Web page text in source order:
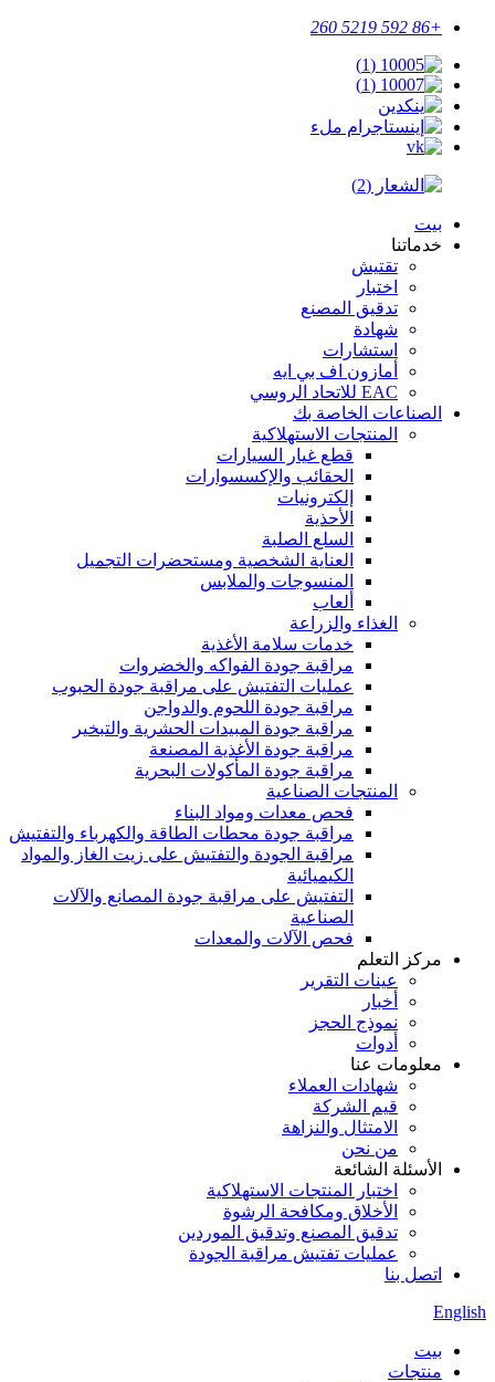
+86 592 5219 260
بيت
خدماتنا
تقتيش
اختبار
تدقيق المصنع
شهادة
استشارات
أمازون اف بي ايه
EAC للاتحاد الروسي
الصناعات الخاصة بك
المنتجات الاستهلاكية
قطع غيار السيارات
الحقائب والإكسسوارات
إلكترونيات
الأحذية
السلع الصلبة
العناية الشخصية ومستحضرات التجميل
المنسوجات والملابس
ألعاب
الغذاء والزراعة
خدمات سلامة الأغذية
مراقبة جودة الفواكه والخضروات
عمليات التفتيش على مراقبة جودة الحبوب
مراقبة جودة اللحوم والدواجن
مراقبة جودة المبيدات الحشرية والتبخير
مراقبة جودة الأغذية المصنعة
مراقبة جودة المأكولات البحرية
المنتجات الصناعية
فحص معدات ومواد البناء
مراقبة جودة محطات الطاقة والكهرباء والتفتيش
مراقبة الجودة والتفتيش على زيت الغاز والمواد
الكيميائية
التفتيش على مراقبة جودة المصانع والآلات
الصناعية
فحص الآلات والمعدات
مركز التعلم
عينات التقرير
أخبار
نموذج الحجز
أدوات
معلومات عنا
شهادات العملاء
قيم الشركة
الامتثال والنزاهة
من نحن
الأسئلة الشائعة
اختبار المنتجات الاستهلاكية
الأخلاق ومكافحة الرشوة
تدقيق المصنع وتدقيق الموردين
عمليات تفتيش مراقبة الجودة
اتصل بنا
English
بيت
منتجات